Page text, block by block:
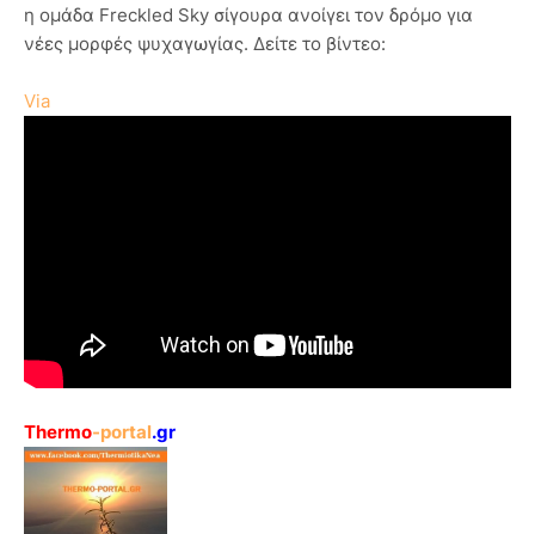
η ομάδα Freckled Sky σίγουρα ανοίγει τον δρόμο για
νέες μορφές ψυχαγωγίας. Δείτε το βίντεο:
Via
Thermo-portal.gr